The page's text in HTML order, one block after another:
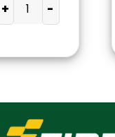
-
+